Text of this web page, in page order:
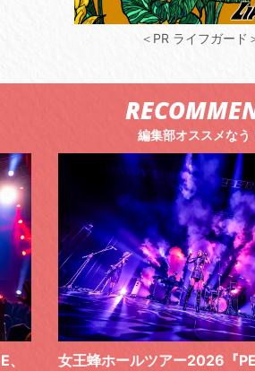
＜PR ライフガード
編集部オススメなう
「SHISHAMOでした!!!」ロッ